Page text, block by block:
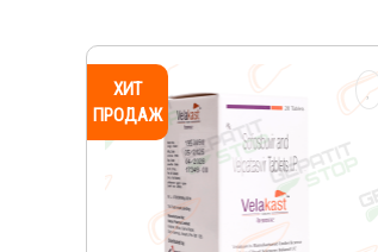
ХИТ
ПРОДАЖ